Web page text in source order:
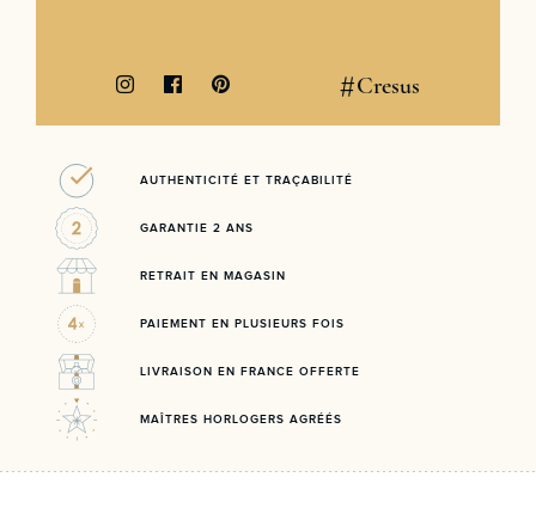
#Cresus
AUTHENTICITÉ ET TRAÇABILITÉ
GARANTIE 2 ANS
RETRAIT EN MAGASIN
PAIEMENT EN PLUSIEURS FOIS
LIVRAISON EN FRANCE OFFERTE
MAÎTRES HORLOGERS AGRÉÉS